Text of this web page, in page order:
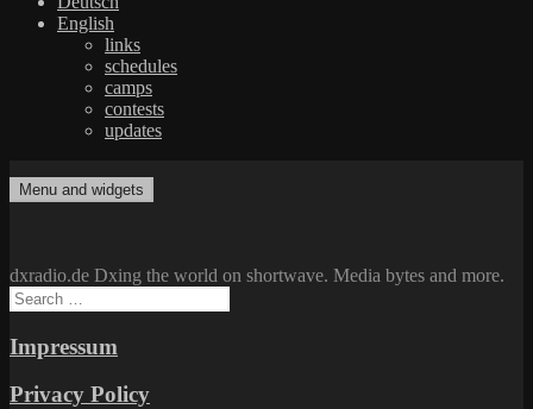
English
links
schedules
camps
contests
updates
to
dxradio.de
DXing the world on shortwave
Menu and widgets
dxradio.de Dxing the world on shortwave. Media bytes and more.
Search
for:
Impressum
Privacy Policy